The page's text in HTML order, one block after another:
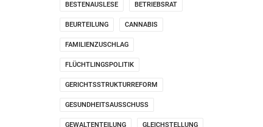
BESTENAUSLESE BETRIEBSRAT
BEURTEILUNG CANNABIS
FAMILIENZUSCHLAG
FLÜCHTLINGSPOLITIK
GERICHTSSTRUKTURREFORM
GESUNDHEITSAUSSCHUSS
GEWALTENTEILUNG GLEICHSTELLUNG